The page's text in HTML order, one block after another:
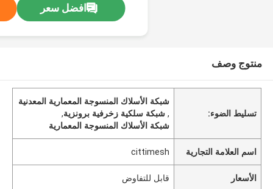
افضل سعر
منتوج وصف
تسليط الضوء:
شبكة الأسلاك المنسوجة المعمارية المعدنية
,شبكة سلكية زخرفية برونزية,
شبكة الأسلاك المنسوجة المعمارية
اسم العلامة التجارية cittimesh
الأسعار قابل للتفاوض